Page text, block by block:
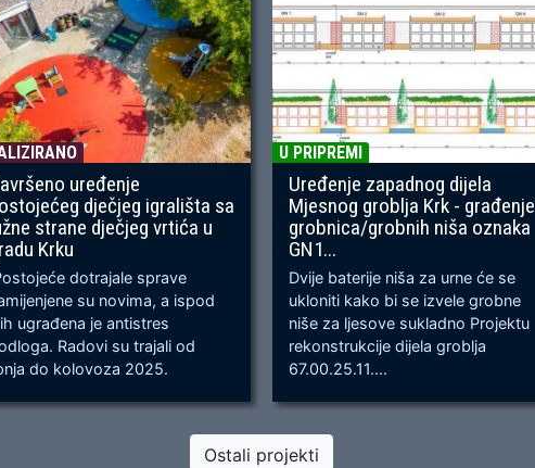
uređenje
dječjeg igrališta sa
strane dječjeg vrtića u
Krku
dotrajale sprave
su novima, a ispod
ugrađena je antistres
Radovi su trajali od
do kolovoza 2025.
U PRIPREMI
Uređenje zapadnog dijela
Mjesnog groblja Krk - građenje
grobnica/grobnih niša oznaka
GN1...
Dvije baterije niša za urne će se
ukloniti kako bi se izvele grobne
niše za ljesove sukladno Projektu
rekonstrukcije dijela groblja
67.00.25.11....
Ostali projekti